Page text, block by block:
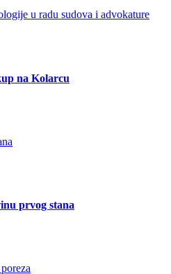
na Kolarcu
prvog stana